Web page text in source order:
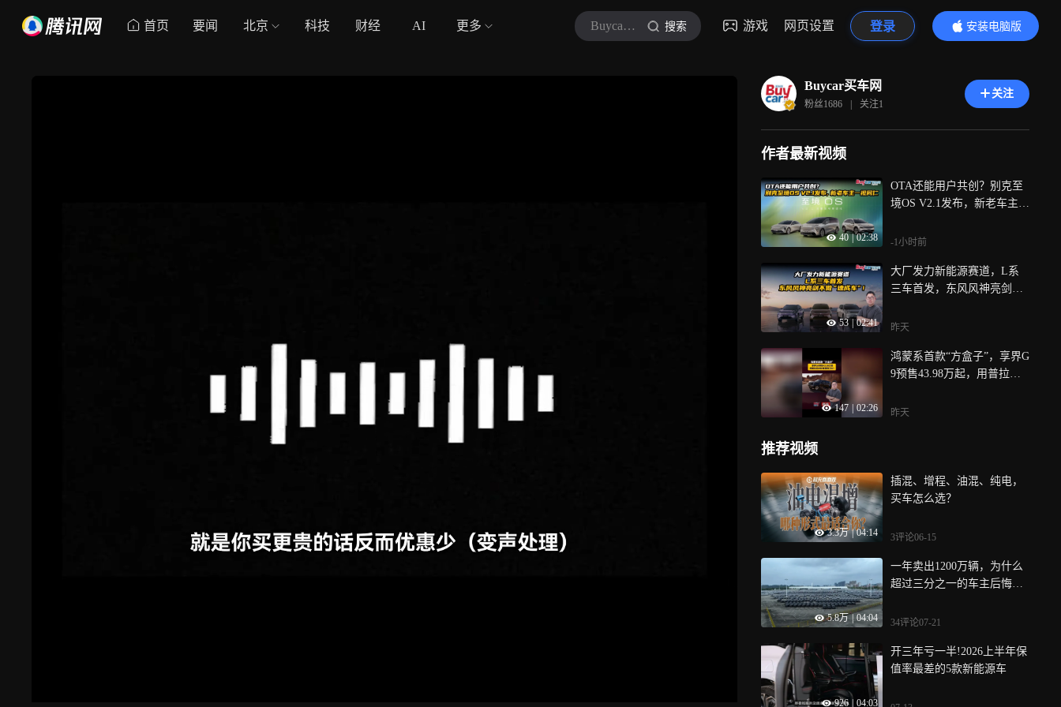
首页 要闻 北京 科技 财经 AI 更多 Buycar买车网 搜索 游戏 网页设置 登录
安装电脑版
内容更精彩
Buycar买车网
粉丝1686 | 关注1
关注
作者最新视频
40 | 02:38
OTA还能用户共创？别克至
境OS V2.1发布，新老车主一
-1小时前
53 02:41
大厂发力新能源赛道，L系
三车首发，东风风神亮剑不
昨天
147 02:26
鸿蒙系首款“方盒子”，享界G
9预售43.98万起，用普拉多
昨天
推荐视频
3.3万 | 04:14
插混、增程、油混、纯电，
买车怎么选？
3评论06-15
5.8万 04:04
一年卖出1200万辆，为什么
超过三分之一的车主后悔
34评论07-21
926 04:03
开三年亏一半!2026上半年保
值率最差的5款新能源车